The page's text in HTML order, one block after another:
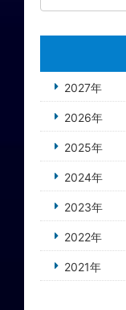
2027年
2026年
2025年
2024年
2023年
2022年
2021年